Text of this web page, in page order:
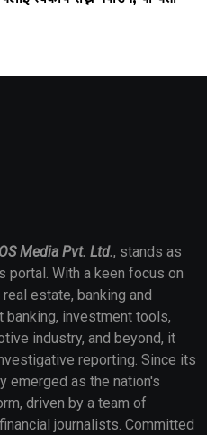
Media Pvt. Ltd., stands as
portal. With a keen focus on
estate, banking and
banking, investment tools,
industry, and beyond, it
reporting. Since its
emerged as the nation's
driven by a team of
journalists. Committed